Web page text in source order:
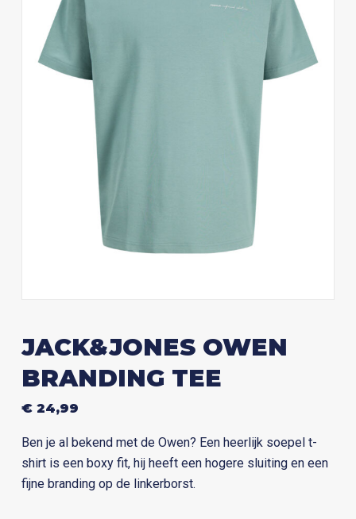
JACK&JONES OWEN
BRANDING TEE
€24,99
Ben je al bekend met de Owen? Een heerlijk soepel t-
shirt is een boxy fit, hij heeft een hogere sluiting en een
fijne branding op de linkerborst.